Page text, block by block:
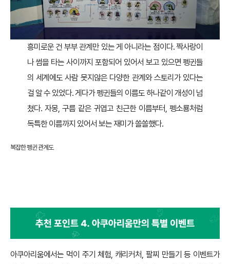
흥미로운 건 부부 관계만 있는 게 아니라는 점이다. 짝사랑이
나 썸을 타는 사이까지 포함되어 있어서 보고 있으면 펭귄들
의 세계에도 사람 못지않은 다양한 관계와 스토리가 있다는
걸 알 수 있었다. 게다가 펭귄들의 이름도 하나같이 개성이 넘
쳤다. 자몽, 구름 같은 귀엽고 친근한 이름부터, 펭소룡처럼
독특한 이름까지 있어서 보는 재미가 쏠쏠했다.
복잡한 펭귄 관계도
아쿠아리움에서는 먹이 주기 체험, 캐리커처, 팔찌 만들기 등 이벤트가